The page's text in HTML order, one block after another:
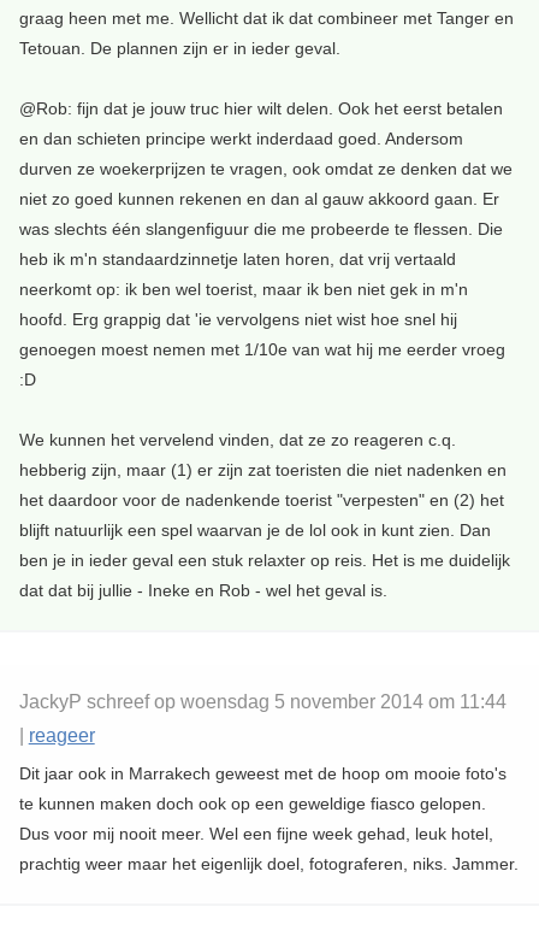
graag heen met me. Wellicht dat ik dat combineer met Tanger en
Tetouan. De plannen zijn er in ieder geval.
@Rob: fijn dat je jouw truc hier wilt delen. Ook het eerst betalen
en dan schieten principe werkt inderdaad goed. Andersom
durven ze woekerprijzen te vragen, ook omdat ze denken dat we
niet zo goed kunnen rekenen en dan al gauw akkoord gaan. Er
was slechts één slangenfiguur die me probeerde te flessen. Die
heb ik m'n standaardzinnetje laten horen, dat vrij vertaald
neerkomt op: ik ben wel toerist, maar ik ben niet gek in m'n
hoofd. Erg grappig dat 'ie vervolgens niet wist hoe snel hij
genoegen moest nemen met 1/10e van wat hij me eerder vroeg
:D
We kunnen het vervelend vinden, dat ze zo reageren c.q.
hebberig zijn, maar (1) er zijn zat toeristen die niet nadenken en
het daardoor voor de nadenkende toerist "verpesten" en (2) het
blijft natuurlijk een spel waarvan je de lol ook in kunt zien. Dan
ben je in ieder geval een stuk relaxter op reis. Het is me duidelijk
dat dat bij jullie - Ineke en Rob - wel het geval is.
JackyP schreef op woensdag 5 november 2014 om 11:44
reageer
Dit jaar ook in Marrakech geweest met de hoop om mooie foto's
te kunnen maken doch ook op een geweldige fiasco gelopen.
Dus voor mij nooit meer. Wel een fijne week gehad, leuk hotel,
prachtig weer maar het eigenlijk doel, fotograferen, niks. Jammer.